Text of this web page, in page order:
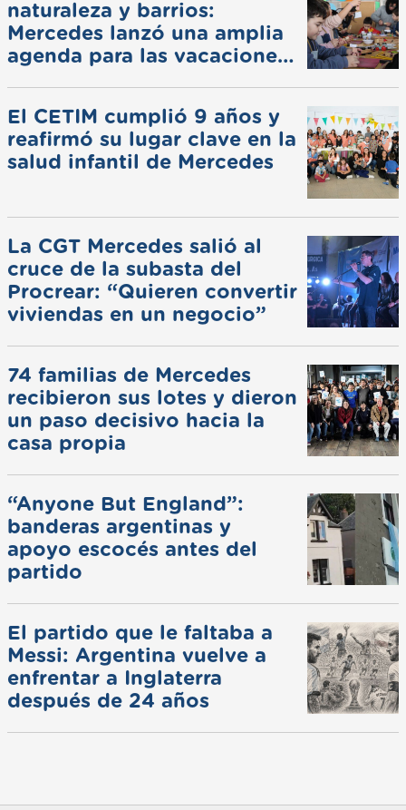
naturaleza y barrios:
Mercedes lanzó una amplia
agenda para las vacaciones
El CETIM cumplió 9 años y
reafirmó su lugar clave en la
salud infantil de Mercedes
La CGT Mercedes salió al
cruce de la subasta del
Procrear: “Quieren convertir
viviendas en un negocio”
74 familias de Mercedes
recibieron sus lotes y dieron
un paso decisivo hacia la
casa propia
“Anyone But England”:
banderas argentinas y
apoyo escocés antes del
partido
El partido que le faltaba a
Messi: Argentina vuelve a
enfrentar a Inglaterra
después de 24 años